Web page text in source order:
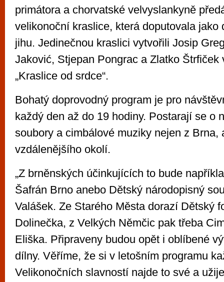
primátora a chorvatské velvyslankyně
velikonoční kraslice, která doputovala jako
jihu. Jedinečnou kraslici vytvořili Josip
Jaković, Stjepan Pongrac a Zlatko Štrfiček
„Kraslice od srdce“.
Bohatý doprovodný program je pro
každý den až do 19 hodiny. Postarají se o
soubory a cimbálové muziky nejen z Brna,
vzdálenějšího okolí.
„Z brněnských účinkujících to bude
Šafrán Brno anebo Dětský národopisný
Valášek. Ze Starého Města dorazí Dětský
Dolinečka, z Velkých Němčic pak třeba
Eliška. Připraveny budou opět i oblíbené
dílny. Věříme, že si v letošním programu
Velikonočních slavností najde to své a